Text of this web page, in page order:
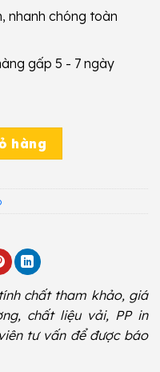
nhanh chóng toàn
gấp 5 - 7 ngày
hàng
chất tham khảo, giá
chất liệu vải, PP in
tư vấn để được báo